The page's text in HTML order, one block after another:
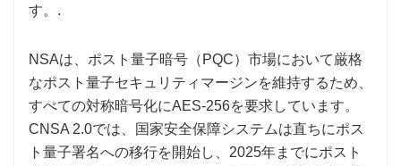
す。.
NSAは、ポスト量子暗号（PQC）市場において厳格
なポスト量子セキュリティマージンを維持するため、
すべての対称暗号化にAES-256を要求しています。
CNSA 2.0では、国家安全保障システムは直ちにポス
ト量子署名への移行を開始し、2025年までにポスト